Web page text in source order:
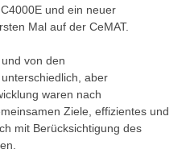
und ein neuer
Mal auf der CeMAT.
von den
aber
waren nach
Ziele, effizientes und
mit Berücksichtigung des